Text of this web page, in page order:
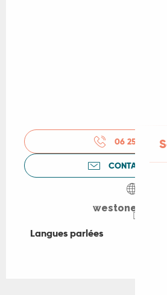
06 25 54 04
CONTACTEZ-
Langues parlées
Langues parlées